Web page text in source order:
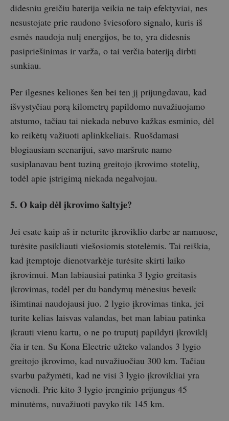
didesniu greičiu baterija veikia ne taip efektyviai, nes
nesustojate prie raudono šviesoforo signalo, kuris iš
esmės naudoja nulį energijos, be to, yra didesnis
pasipriešinimas ir varža, o tai verčia bateriją dirbti
sunkiau.
Per ilgesnes keliones šen bei ten jį prijungdavau, kad
išvystyčiau porą kilometrų papildomo nuvažiuojamo
atstumo, tačiau tai niekada nebuvo kažkas esminio, dėl
ko reikėtų važiuoti aplinkkeliais. Ruošdamasi
blogiausiam scenarijui, savo maršrute namo
susiplanavau bent tuziną greitojo įkrovimo stotelių,
todėl apie įstrigimą niekada negalvojau.
5. O kaip dėl įkrovimo šaltyje?
Jei esate kaip aš ir neturite įkroviklio darbe ar namuose,
turėsite pasikliauti viešosiomis stotelėmis. Tai reiškia,
kad įtemptoje dienotvarkėje turėsite skirti laiko
įkrovimui. Man labiausiai patinka 3 lygio greitasis
įkrovimas, todėl per du bandymų mėnesius beveik
išimtinai naudojausi juo. 2 lygio įkrovimas tinka, jei
turite kelias laisvas valandas, bet man labiau patinka
įkrauti vienu kartu, o ne po truputį papildyti įkroviklį
čia ir ten. Su Kona Electric užteko valandos 3 lygio
greitojo įkrovimo, kad nuvažiuočiau 300 km. Tačiau
svarbu pažymėti, kad ne visi 3 lygio įkrovikliai yra
vienodi. Prie kito 3 lygio įrenginio prijungus 45
minutėms, nuvažiuoti pavyko tik 145 km.